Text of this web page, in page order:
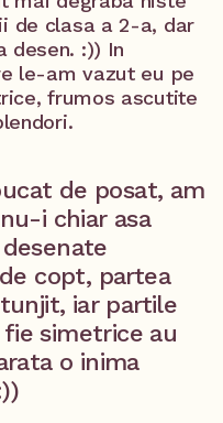
de clasa a 2-a, dar
desen. :)) In
le-am vazut eu pe
frumos ascutite
de posat, am
i chiar asa
copt, partea
iar partile
simetrice au
o inima